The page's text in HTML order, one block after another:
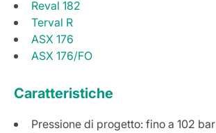
Reval 182
Terval R
ASX 176
ASX 176/FO
Caratteristiche
Pressione di progetto: fino a 102 bar